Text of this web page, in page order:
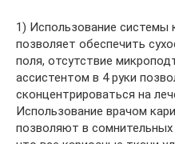
1) Использование
позволяет обеспечить
поля, отсутствие
ассистентом в 4 руки
сконцентрироваться на
Использование врачом
позволяют в сомнительных